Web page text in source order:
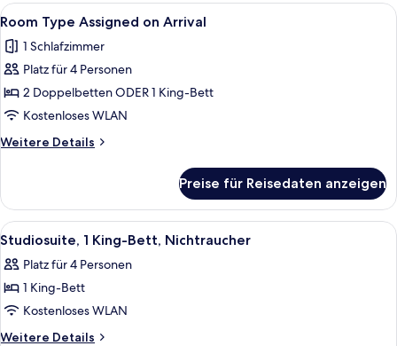
King
Non-
Smoking
Alle
Fotos
für
Room
Type
Assigned
on
Arrival
Ein Hotel mit mehreren Etagen,
6
Room Type Assigned on Arrival
1 Schlafzimmer
Platz für 4 Personen
2 Doppelbetten ODER 1 King-Bett
Kostenloses WLAN
Weitere Details
Weitere
Type
Assigned
on
Preise für Reisedaten anzeigen
Alle
Fotos
für
Studiosuite,
1 King-
Bett,
Ein Hotelzimmer mit einem großen
4
Studiosuite, 1 King-Bett, Nichtraucher
Platz für 4 Personen
1 King-Bett
Kostenloses WLAN
Weitere Details
Weitere